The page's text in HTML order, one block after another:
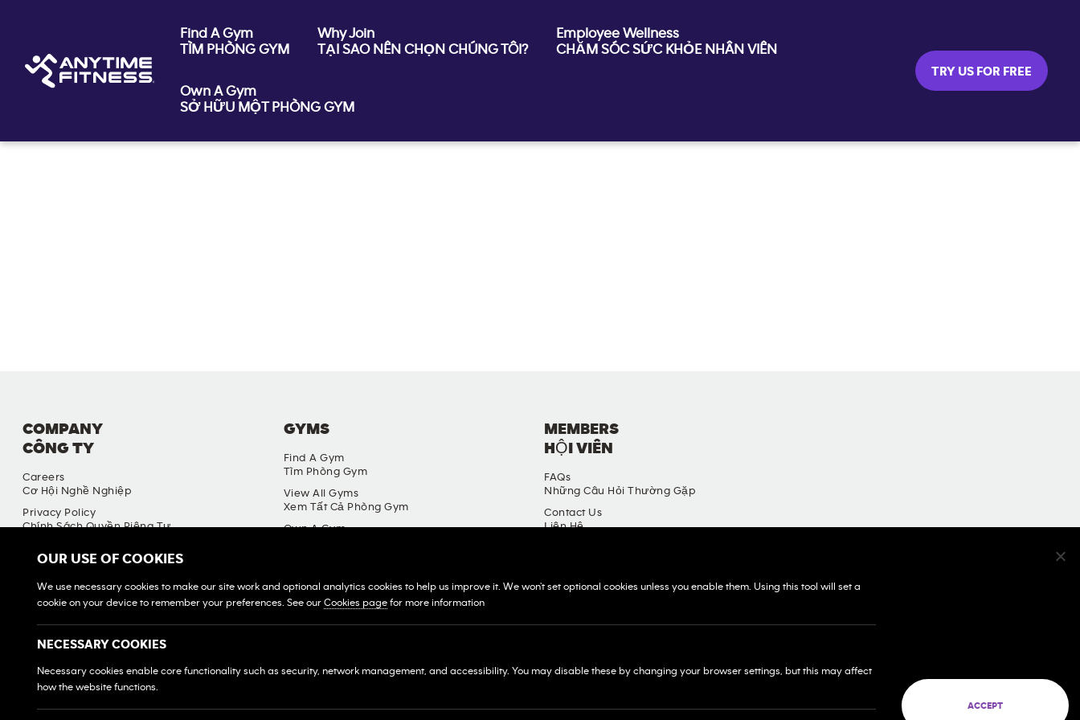
Find A Gym
TÌM PHÒNG GYM
Why Join
TẠI SAO NÊN CHỌN CHÚNG TÔI?
Employee Wellness
CHĂM SÓC SỨC KHỎE NHÂN VIÊN
Own A Gym
SỞ HỮU MỘT PHÒNG GYM
TRY US FOR FREE
COMPANY
CÔNG TY
Careers
Cơ Hội Nghề Nghiệp
Privacy Policy
Chính Sách Quyền Riêng Tư
Chính Sách DMCA
Terms & Conditions
Điều Khoản Và Điều Kiện
GYMS
Find A Gym
Tìm Phòng Gym
View All Gyms
Xem Tất Cả Phòng Gym
Own A Gym
MEMBERS
HỘI VIÊN
FAQs
Những Câu Hỏi Thường Gặp
Contact Us
Liên Hệ
60 PAYA LEBAR ROAD #09-12 PAYA LEBAR SQUARE
OUR USE OF COOKIES
We use necessary cookies to make our site work and optional analytics cookies to help us improve it. We won't set optional cookies unless you enable them. Using this tool will set a
cookie on your device to remember your preferences. See our Cookies page for more information
NECESSARY COOKIES
Necessary cookies enable core functionality such as security, network management, and accessibility. You may disable these by changing your browser settings, but this may affect
how the website functions.
ACCEPT